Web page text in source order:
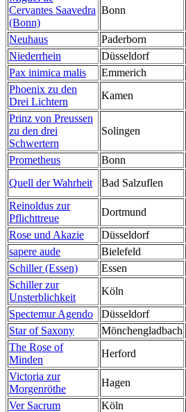
Cervantes Saavedra
(Bonn)
Bonn
Neuhaus
Paderborn
Niederrhein
Düsseldorf
Pax inimica malis
Emmerich
Phoenix zu den
Drei Lichtern
Kamen
Prinz von Preussen
zu den drei
Schwertern
Solingen
Prometheus
Bonn
Quell der Wahrheit
Bad Salzuflen
Reinoldus zur
Pflichttreue
Dortmund
Rose und Akazie
Düsseldorf
sapere aude
Bielefeld
Schiller (Essen)
Essen
Schiller zur
Unsterblichkeit
Köln
Spectemur Agendo
Düsseldorf
Star of Saxony
Mönchengladbach
The Rose of
Minden
Herford
Victoria zur
Morgenröthe
Hagen
Ver Sacrum
Köln